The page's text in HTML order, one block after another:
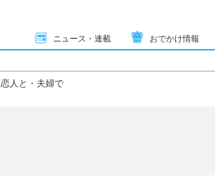
ニュース・連載 おでかけ情報
恋人と・夫婦で